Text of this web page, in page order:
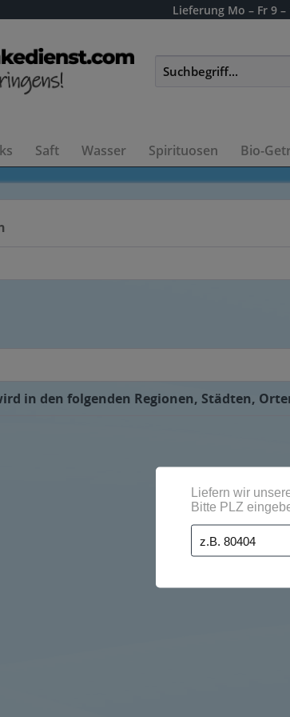
Lieferung Mo – Fr 9
Saft Wasser Spirituosen Bio-
in den folgenden Regionen, Städten,